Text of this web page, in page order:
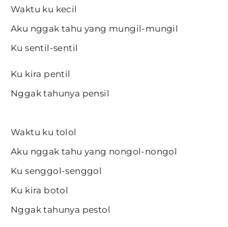
Waktu ku kecil
Aku nggak tahu yang mungil-mungil
Ku sentil-sentil
Ku kira pentil
Nggak tahunya pensil
Waktu ku tolol
Aku nggak tahu yang nongol-nongol
Ku senggol-senggol
Ku kira botol
Nggak tahunya pestol